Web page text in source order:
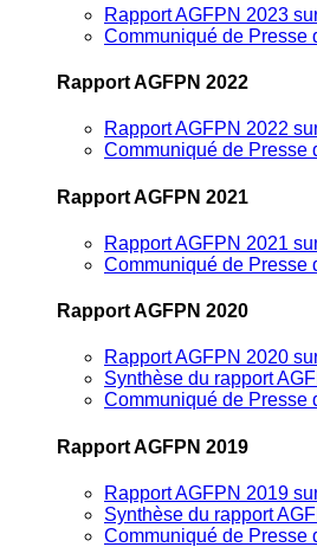
Rapport AGFPN 2023
Communiqué de Presse
Rapport AGFPN 2022
Rapport AGFPN 2022
Communiqué de Presse
Rapport AGFPN 2021
Rapport AGFPN 2021
Communiqué de Presse
Rapport AGFPN 2020
Rapport AGFPN 2020
Synthèse du rapport
Communiqué de Presse
Rapport AGFPN 2019
Rapport AGFPN 2019
Synthèse du rapport
Communiqué de Presse